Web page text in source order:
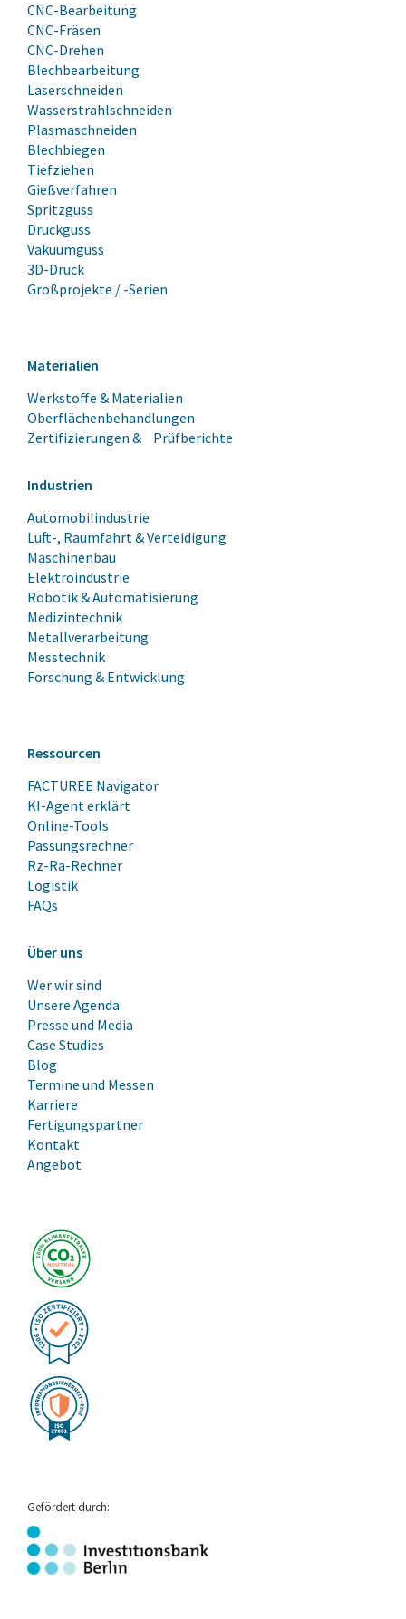
CNC-Bearbeitung
CNC-Fräsen
CNC-Drehen
Blechbearbeitung
Laserschneiden
Wasserstrahlschneiden
Plasmaschneiden
Blechbiegen
Tiefziehen
Gießverfahren
Spritzguss
Druckguss
Vakuumguss
3D-Druck
Großprojekte / -Serien
Materialien
Werkstoffe & Materialien
Oberflächenbehandlungen
Zertifizierungen & Prüfberichte
Industrien
Automobilindustrie
Luft-, Raumfahrt & Verteidigung
Maschinenbau
Elektroindustrie
Robotik & Automatisierung
Medizintechnik
Metallverarbeitung
Messtechnik
Forschung & Entwicklung
Ressourcen
FACTUREE Navigator
KI-Agent erklärt
Online-Tools
Passungsrechner
Rz-Ra-Rechner
Logistik
FAQs
Über uns
Wer wir sind
Unsere Agenda
Presse und Media
Case Studies
Blog
Termine und Messen
Karriere
Fertigungspartner
Kontakt
Angebot
Gefördert durch: